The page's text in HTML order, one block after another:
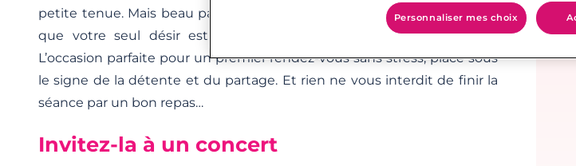
petite tenue. Mais beau parleur que vous êtes, vous saurez lui prouver
que votre seul désir est de lui faire plaisir et de la chouchouter.
L’occasion parfaite pour un premier rendez-vous sans stress, placé sous
le signe de la détente et du partage. Et rien ne vous interdit de finir la
séance par un bon repas…
Invitez-la à un concert
Personnaliser mes choix